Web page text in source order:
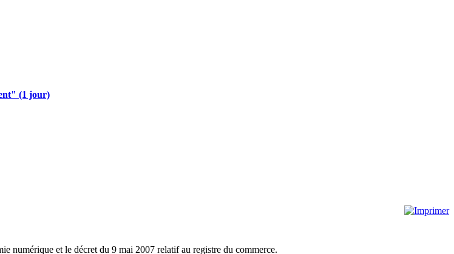
(1 jour)
numérique et le décret du 9 mai 2007 relatif au registre du commerce.